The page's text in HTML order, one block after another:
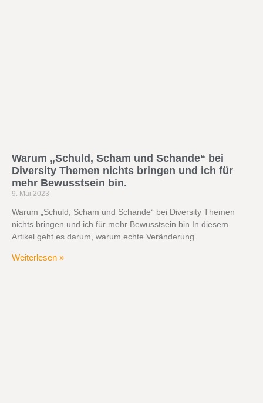
Warum „Schuld, Scham und Schande“ bei
Diversity Themen nichts bringen und ich für
mehr Bewusstsein bin.
9. Mai 2023
Warum „Schuld, Scham und Schande“ bei Diversity Themen
nichts bringen und ich für mehr Bewusstsein bin In diesem
Artikel geht es darum, warum echte Veränderung
Weiterlesen »